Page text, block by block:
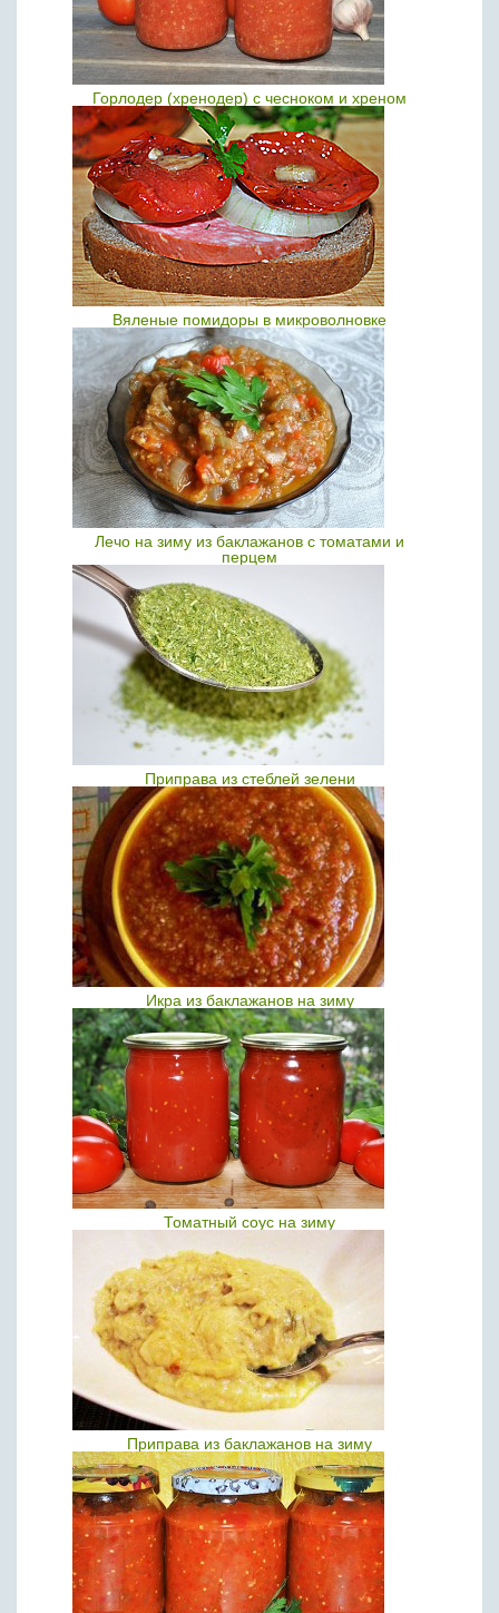
Горлодер (хренодер) с чесноком и хреном
Вяленые помидоры в микроволновке
Лечо на зиму из баклажанов с томатами и
перцем
Приправа из стеблей зелени
Икра из баклажанов на зиму
Томатный соус на зиму
Приправа из баклажанов на зиму